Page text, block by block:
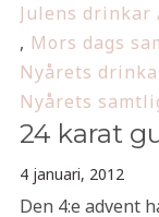
Julens drinkar
, Mors dags
Nyårets
Nyårets
24 karat
4 januari, 2012
Den 4:e advent